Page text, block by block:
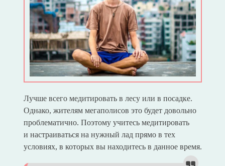
Лучше всего медитировать в лесу или в посадке.
Однако, жителям мегаполисов это будет довольно
проблематично. Поэтому учитесь медитировать
и настраиваться на нужный лад прямо в тех
условиях, в которых вы находитесь в данное время.